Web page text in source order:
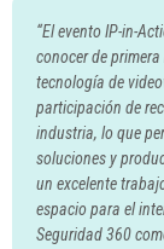
“El evento IP-in-
conocer de
tecnología de
participación de
industria, lo que
soluciones y
un excelente
espacio para el
Seguridad 360